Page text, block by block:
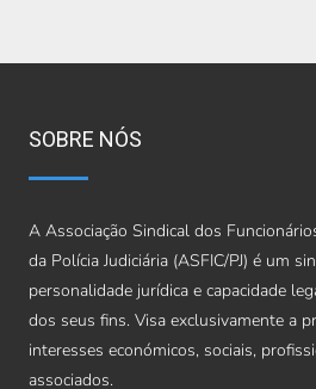
SOBRE NÓS
A Associação Sindical dos
da Polícia Judiciária (ASFIC/PJ) é um
personalidade jurídica e capacidade
dos seus fins. Visa exclusivamente a
interesses económicos, sociais,
associados.